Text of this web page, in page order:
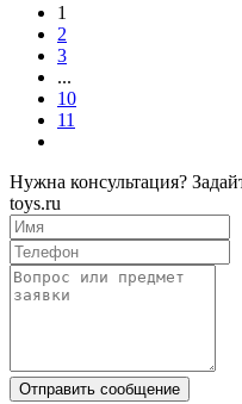
1
2
3
...
10
11
Нужна консультация?
toys.ru
Отправить сообщение